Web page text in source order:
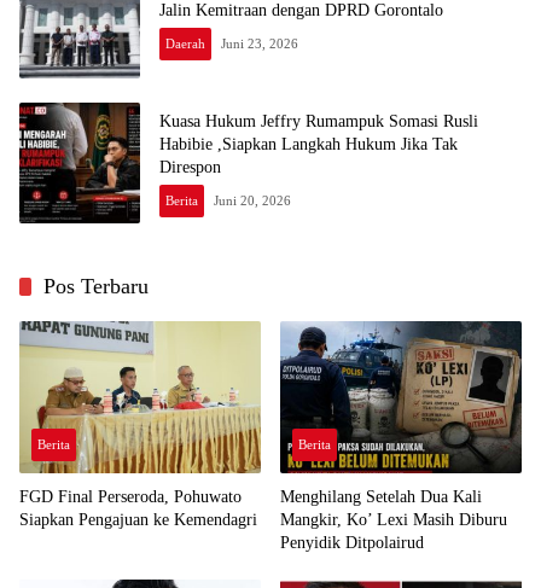
Jalin Kemitraan dengan DPRD Gorontalo
Daerah Juni 23, 2026
Kuasa Hukum Jeffry Rumampuk Somasi Rusli
Habibie ,Siapkan Langkah Hukum Jika Tak
Direspon
Berita Juni 20, 2026
Pos Terbaru
Berita
FGD Final Perseroda, Pohuwato
Siapkan Pengajuan ke Kemendagri
Berita
Menghilang Setelah Dua Kali
Mangkir, Ko’ Lexi Masih Diburu
Penyidik Ditpolairud